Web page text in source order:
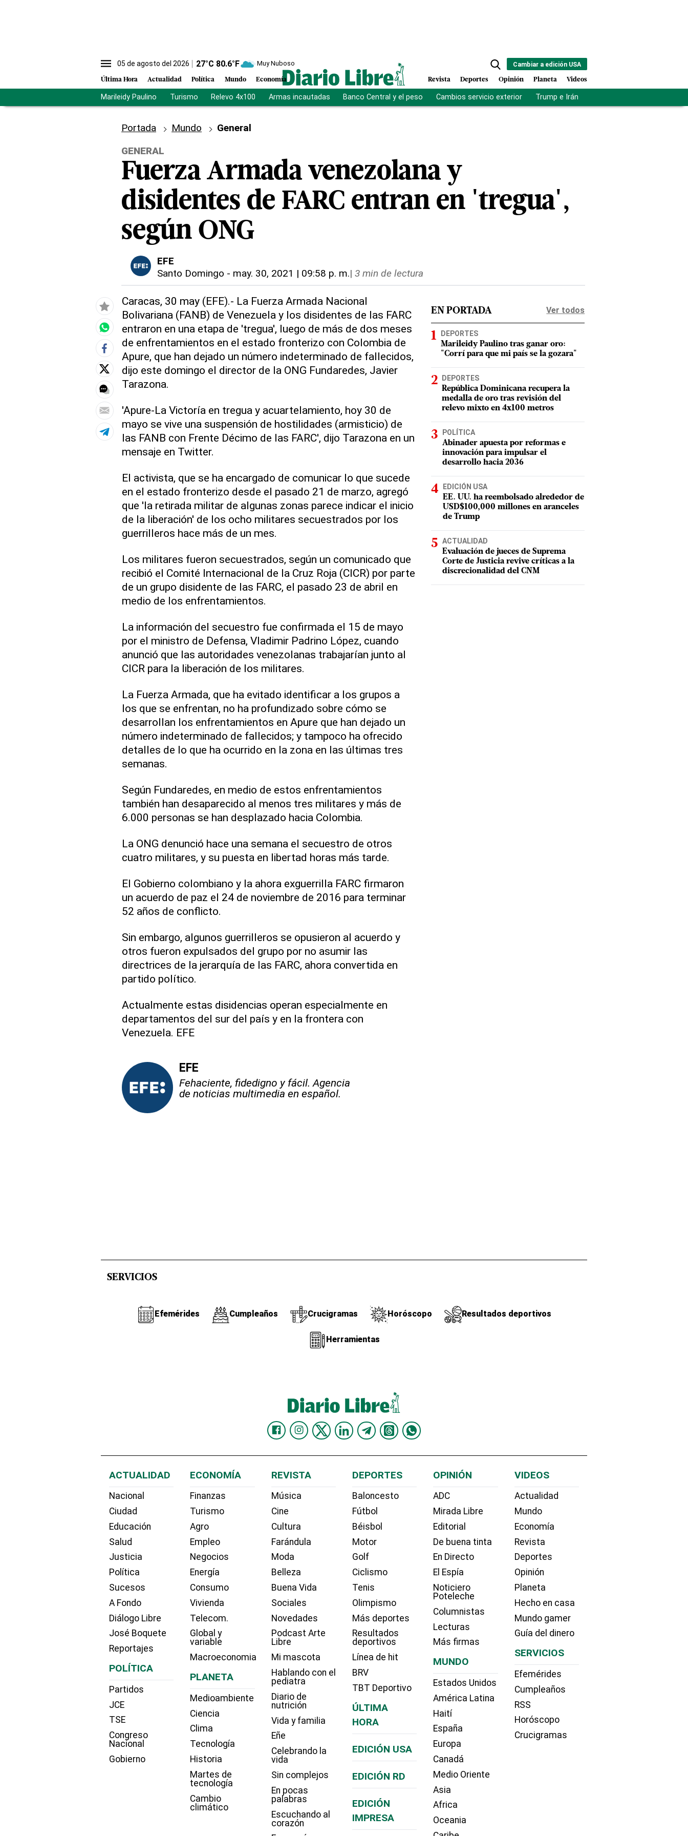
05 de agosto del 2026 27°C 80.6°F Muy Nuboso
Última Hora Actualidad Política Mundo Economía
Cambiar a edición USA
Revista Deportes Opinión Planeta Videos
Marileidy Paulino Turismo Relevo 4x100 Armas incautadas Banco Central y el peso Cambios servicio exterior Trump e Irán
Portada Mundo
General
GENERAL
Fuerza Armada venezolana y
disidentes de FARC entran en 'tregua',
según ONG
EFE
Santo Domingo - may. 30, 2021 | 09:58 p. m.| 3 min de lectura
Caracas, 30 may (EFE).- La Fuerza Armada Nacional
Bolivariana (FANB) de Venezuela y los disidentes de las FARC
entraron en una etapa de 'tregua', luego de más de dos meses
de enfrentamientos en el estado fronterizo con Colombia de
Apure, que han dejado un número indeterminado de fallecidos,
dijo este domingo el director de la ONG Fundaredes, Javier
Tarazona.
'Apure-La Victoría en tregua y acuartelamiento, hoy 30 de
mayo se vive una suspensión de hostilidades (armisticio) de
las FANB con Frente Décimo de las FARC', dijo Tarazona en un
mensaje en Twitter.
El activista, que se ha encargado de comunicar lo que sucede
en el estado fronterizo desde el pasado 21 de marzo, agregó
que 'la retirada militar de algunas zonas parece indicar el inicio
de la liberación' de los ocho militares secuestrados por los
guerrilleros hace más de un mes.
Los militares fueron secuestrados, según un comunicado que
recibió el Comité Internacional de la Cruz Roja (CICR) por parte
de un grupo disidente de las FARC, el pasado 23 de abril en
medio de los enfrentamientos.
La información del secuestro fue confirmada el 15 de mayo
por el ministro de Defensa, Vladimir Padrino López, cuando
anunció que las autoridades venezolanas trabajarían junto al
CICR para la liberación de los militares.
La Fuerza Armada, que ha evitado identificar a los grupos a
los que se enfrentan, no ha profundizado sobre cómo se
desarrollan los enfrentamientos en Apure que han dejado un
número indeterminado de fallecidos; y tampoco ha ofrecido
detalles de lo que ha ocurrido en la zona en las últimas tres
semanas.
Según Fundaredes, en medio de estos enfrentamientos
también han desaparecido al menos tres militares y más de
6.000 personas se han desplazado hacia Colombia.
La ONG denunció hace una semana el secuestro de otros
cuatro militares, y su puesta en libertad horas más tarde.
El Gobierno colombiano y la ahora exguerrilla FARC firmaron
un acuerdo de paz el 24 de noviembre de 2016 para terminar
52 años de conflicto.
Sin embargo, algunos guerrilleros se opusieron al acuerdo y
otros fueron expulsados del grupo por no asumir las
directrices de la jerarquía de las FARC, ahora convertida en
partido político.
Actualmente estas disidencias operan especialmente en
departamentos del sur del país y en la frontera con
Venezuela. EFE
EFE
Fehaciente, fidedigno y fácil. Agencia
de noticias multimedia en español.
EN PORTADA Ver todos
DEPORTES
Marileidy Paulino tras ganar oro:
"Corrí para que mi país se la gozara"
DEPORTES
República Dominicana recupera la
medalla de oro tras revisión del
relevo mixto en 4x100 metros
POLÍTICA
Abinader apuesta por reformas e
innovación para impulsar el
desarrollo hacia 2036
EDICIÓN USA
EE. UU. ha reembolsado alrededor de
USD$100,000 millones en aranceles
de Trump
ACTUALIDAD
Evaluación de jueces de Suprema
Corte de Justicia revive críticas a la
discrecionalidad del CNM
SERVICIOS
Efemérides Cumpleaños Crucigramas Horóscopo Resultados deportivos
Herramientas
ACTUALIDAD
Nacional
Ciudad
Educación
Salud
Justicia
Política
Sucesos
A Fondo
Diálogo Libre
José Boquete
Reportajes
POLÍTICA
Partidos
JCE
TSE
Congreso
Nacional
Gobierno
ECONOMÍA
Finanzas
Turismo
Agro
Empleo
Negocios
Energía
Consumo
Vivienda
Telecom.
Global y
variable
Macroeconomia
PLANETA
Medioambiente
Ciencia
Clima
Tecnología
Historia
Martes de
tecnología
Cambio
climático
REVISTA
Música
Cine
Cultura
Farándula
Moda
Belleza
Buena Vida
Sociales
Novedades
Podcast Arte
Libre
Mi mascota
Hablando con el
pediatra
Diario de
nutrición
Vida y familia
Eñe
Celebrando la
vida
Sin complejos
En pocas
palabras
Escuchando al
corazón
DEPORTES
Baloncesto
Fútbol
Béisbol
Motor
Golf
Ciclismo
Tenis
Olimpismo
Más deportes
Resultados
deportivos
Línea de hit
BRV
TBT Deportivo
ÚLTIMA
HORA
EDICIÓN USA
EDICIÓN RD
EDICIÓN
IMPRESA
OPINIÓN
ADC
Mirada Libre
Editorial
De buena tinta
En Directo
El Espía
Noticiero
Poteleche
Columnistas
Lecturas
Más firmas
MUNDO
Estados Unidos
América Latina
Haití
España
Europa
Canadá
Medio Oriente
Asia
Africa
Oceania
VIDEOS
Actualidad
Mundo
Economía
Revista
Deportes
Opinión
Planeta
Hecho en casa
Mundo gamer
Guía del dinero
SERVICIOS
Efemérides
Cumpleaños
RSS
Horóscopo
Crucigramas